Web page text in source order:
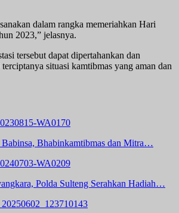
dalam rangka memeriahkan Hari
2023,” jelasnya.
tersebut dapat dipertahankan dan
situasi kamtibmas yang aman dan
Babinsa, Bhabinkamtibmas dan Mitra…
Polda Sulteng Serahkan Hadiah…